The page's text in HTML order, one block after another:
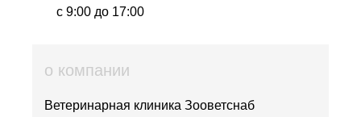
с 9:00 до 17:00
о компании
Ветеринарная клиника Зооветснаб